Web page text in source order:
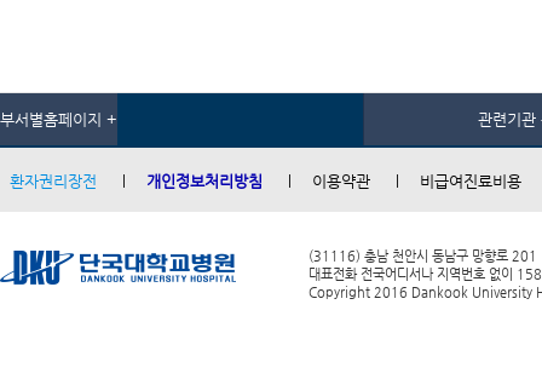
부서별홈페이지 + 관련기관
환자권리장전 개인정보처리방침 이용약관 비급여진료비용
(31116) 충남 천안시 동남구 망향로 201
대표전화 전국어디서나 지역번호 없이
Copyright 2016 Dankook University